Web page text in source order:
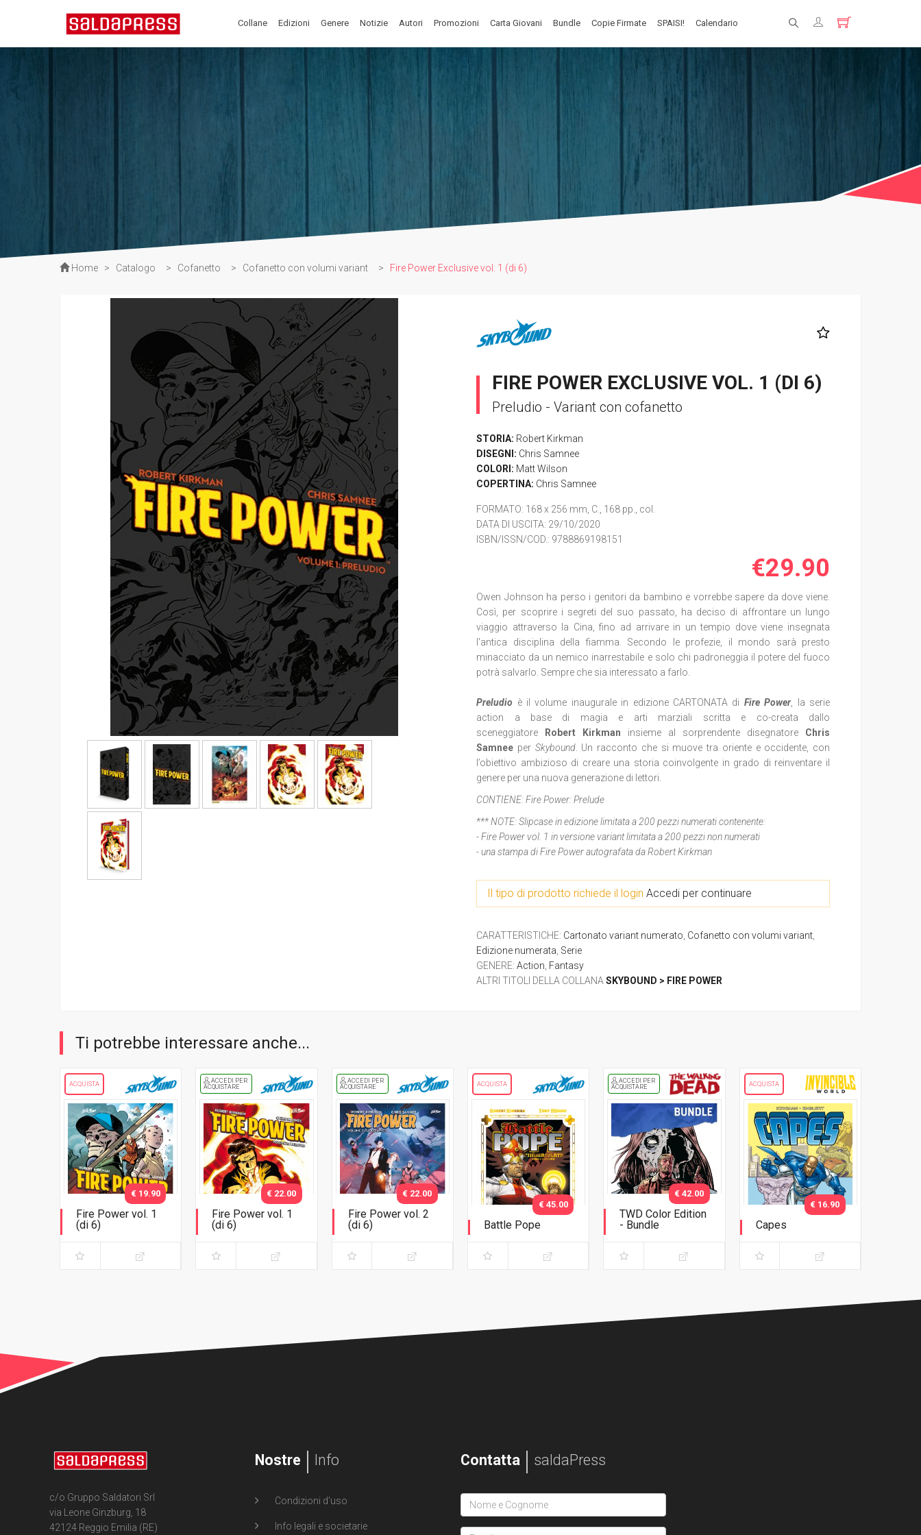
Collane Edizioni Genere Notizie Autori Promozioni Carta Giovani Bundle Copie Firmate SPAISI! Calendario
Home > Catalogo > Cofanetto > Cofanetto con volumi variant > Fire Power Exclusive vol. 1 (di 6)
FIRE POWER EXCLUSIVE VOL. 1 (DI 6)
Preludio - Variant con cofanetto
STORIA: Robert Kirkman
DISEGNI: Chris Samnee
COLORI: Matt Wilson
COPERTINA: Chris Samnee
FORMATO: 168 x 256 mm, C., 168 pp., col.
DATA DI USCITA: 29/10/2020
ISBN/ISSN/COD.: 9788869198151
€29.90
Owen Johnson ha perso i genitori da bambino e vorrebbe sapere da dove viene.
Così, per scoprire i segreti del suo passato, ha deciso di affrontare un lungo
viaggio attraverso la Cina, fino ad arrivare in un tempio dove viene insegnata
l'antica disciplina della fiamma. Secondo le profezie, il mondo sarà presto
minacciato da un nemico inarrestabile e solo chi padroneggia il potere del fuoco
potrà salvarlo. Sempre che sia interessato a farlo.
Preludio è il volume inaugurale in edizione CARTONATA di Fire Power, la serie
action a base di magia e arti marziali scritta e co-creata dallo
sceneggiatore
Robert Kirkman insieme al sorprendente disegnatore Chris
Samnee per Skybound. Un racconto che si muove tra oriente e occidente, con
l’obiettivo ambizioso di creare una storia coinvolgente in grado di reinventare il
genere per una nuova generazione di lettori.
CONTIENE:Fire Power: Prelude
*** NOTE:Slipcase in edizione limitata a 200 pezzi numerati contenente:
- Fire Power vol. 1 in versione variant limitata a 200 pezzi non numerati
- una stampa di Fire Power autografata da Robert Kirkman
Il tipo di prodotto richiede il loginAccedi per continuare
CARATTERISTICHE: Cartonato variant numerato Cofanetto con volumi variant
Edizione numerata Serie
GENERE:Action Fantasy
ALTRI TITOLI DELLA COLLANASKYBOUND > FIRE POWER
Ti potrebbe interessare anche...
ACQUISTA
Fire Power vol. 1
(di 6)
€ 19.90
ACCEDI PER
ACQUISTARE
Fire Power vol. 1
(di 6)
€ 22.00
ACCEDI PER
ACQUISTARE
Fire Power vol. 2
(di 6)
Variant
€ 22.00
ACQUISTA
Battle Pope
Collezione
€ 45.00
ACCEDI PER
ACQUISTARE
TWD Color Edition
- Bundle
€ 42.00
ACQUISTA
Capes
€ 16.90
c/o Gruppo Saldatori Srl
via Leone Ginzburg, 18
42124 Reggio Emilia (RE)
Nostre Info
Condizioni d'uso
Info legali e societarie
Contatta saldaPress